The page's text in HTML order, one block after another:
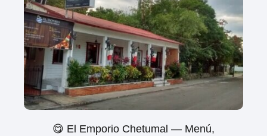
😋 El Emporio Chetumal — Menú,